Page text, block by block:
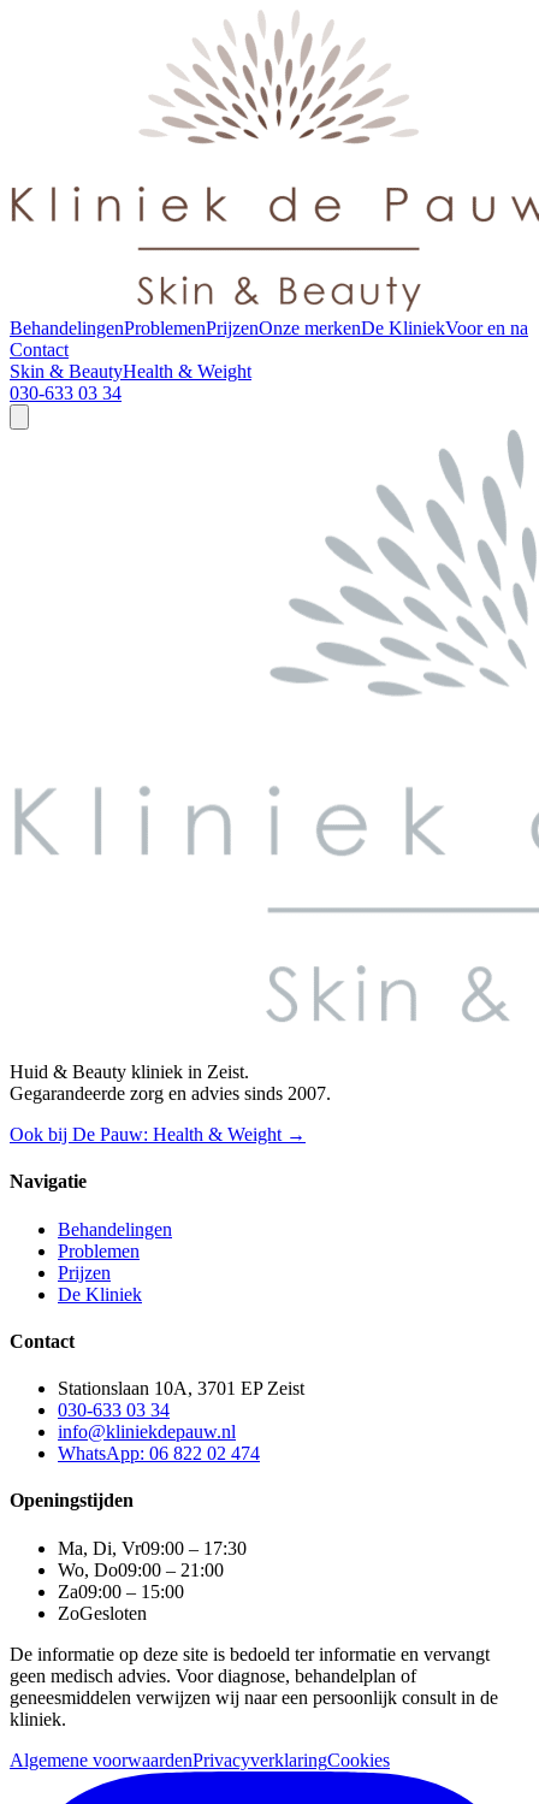
BehandelingenProblemenPrijzenOnze merkenDe KliniekVoor en na
Contact
Skin & BeautyHealth & Weight
030-633 03 34
Huid & Beauty kliniek in Zeist.
Gegarandeerde zorg en advies sinds 2007.
Ook bij De Pauw: Health & Weight →
Navigatie
Behandelingen
Problemen
Prijzen
De Kliniek
Contact
Stationslaan 10A, 3701 EP Zeist
030-633 03 34
info@kliniekdepauw.nl
WhatsApp: 06 822 02 474
Openingstijden
Ma, Di, Vr09:00 – 17:30
Wo, Do09:00 – 21:00
Za09:00 – 15:00
ZoGesloten
De informatie op deze site is bedoeld ter informatie en vervangt
geen medisch advies. Voor diagnose, behandelplan of
geneesmiddelen verwijzen wij naar een persoonlijk consult in de
kliniek.
Algemene voorwaardenPrivacyverklaringCookies